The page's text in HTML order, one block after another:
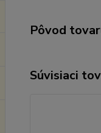
Pôvod
Súvisiaci